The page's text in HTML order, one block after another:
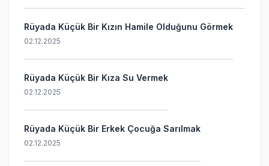
Rüyada Küçük Bir Kızın Hamile Olduğunu Görmek
02.12.2025
Rüyada Küçük Bir Kıza Su Vermek
02.12.2025
Rüyada Küçük Bir Erkek Çocuğa Sarılmak
02.12.2025